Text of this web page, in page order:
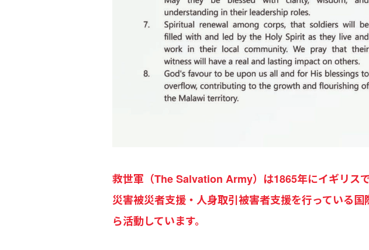
救世軍（The Salvation Army）は1865年にイギリス
災害被災者支援・人身取引被害者支援を行っている
ら活動しています。